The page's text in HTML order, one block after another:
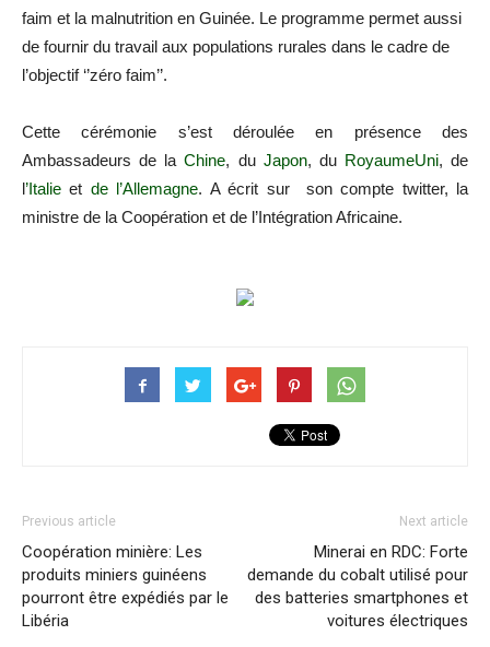
faim et la malnutrition en Guinée. Le programme permet aussi
de fournir du travail aux populations rurales dans le cadre de
l’objectif ‘’zéro faim’’.
Cette cérémonie s’est déroulée en présence des
Ambassadeurs de laChine, du Japon, du RoyaumeUni, de
l’Italie et de l’Allemagne. A écrit sur son compte twitter, la
ministre de la Coopération et de l’Intégration Africaine.
Previous article
Coopération minière: Les
produits miniers guinéens
pourront être expédiés par le
Libéria
Next article
Minerai en RDC: Forte
demande du cobalt utilisé pour
des batteries smartphones et
voitures électriques